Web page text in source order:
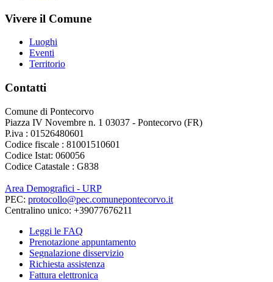
Vivere il Comune
Luoghi
Eventi
Territorio
Contatti
Comune di Pontecorvo
Piazza IV Novembre n. 1 03037 - Pontecorvo (FR)
P.iva : 01526480601
Codice fiscale : 81001510601
Codice Istat: 060056
Codice Catastale : G838
Area Demografici - URP
PEC: protocollo@pec.comunepontecorvo.it
Centralino unico: +39077676211
Leggi le FAQ
Prenotazione appuntamento
Segnalazione disservizio
Richiesta assistenza
Fattura elettronica